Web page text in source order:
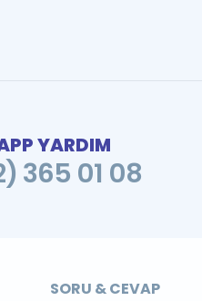
YARDIM
365 01 08
SORU & CEVAP